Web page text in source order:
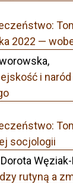
2022 —
i
socjologii
rutyną a